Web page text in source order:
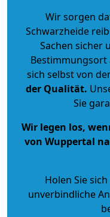
Wir sorgen
Schwarzheide
Sachen sicher
Bestimmungsort
sich selbst von
der Qualität.
Sie
Wir legen los,
von Wuppertal
Holen Sie
unverbindliche